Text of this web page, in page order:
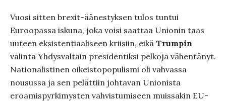
Vuosi sitten brexit-äänestyksen tulos tuntui
Euroopassa iskuna, joka voisi saattaa Unionin taas
uuteen eksistentiaaliseen kriisiin, eikä Trumpin
valinta Yhdysvaltain presidentiksi pelkoja vähentänyt.
Nationalistinen oikeistopopulismi oli vahvassa
nousussa ja sen pelättiin johtavan Unionista
eroamispyrkimysten vahvistumiseen muissakin EU-